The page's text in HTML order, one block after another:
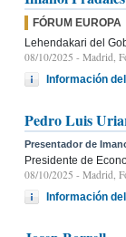
FÓRUM EUROPA
Lehendakari del
08/10/2025 - Madrid,
Información
Pedro Luis
Presentador de
Presidente de
08/10/2025 - Madrid,
Información